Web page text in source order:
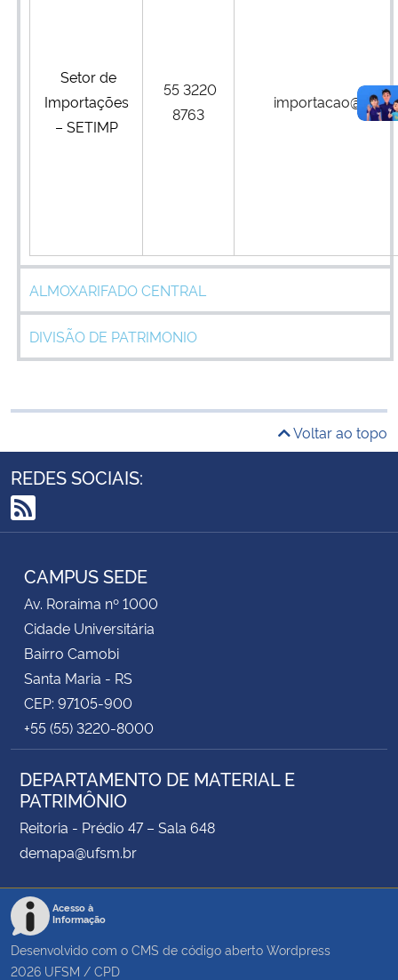
Setor de
Importações
– SETIMP
55 3220
8763
ALMOXARIFADO CENTRAL
DIVISÃO DE PATRIMONIO
Voltar ao topo
REDES SOCIAIS:
RSS
CAMPUS SEDE
Av. Roraima nº 1000
Cidade Universitária
Bairro Camobi
Santa Maria - RS
CEP: 97105-900
+55 (55) 3220-8000
DEPARTAMENTO DE MATERIAL E
PATRIMÔNIO
Reitoria - Prédio 47 – Sala 648
demapa@ufsm.br
Acesso à
Informação
Desenvolvido com o CMS de código aberto Wordpress
2026 UFSM / CPD